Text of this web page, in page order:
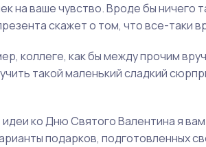
на ваше чувство. Вроде бы
скажет о том, что все-таки
коллеге, как бы между прочим
такой маленький сладкий
идеи ко Дню Святого Валентина я
подарков, подготовленных